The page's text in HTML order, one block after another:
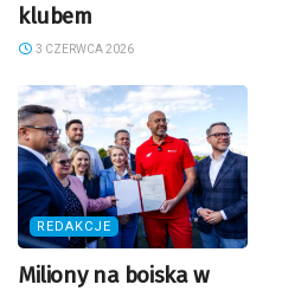
klubem
3 CZERWCA 2026
REDAKCJE
Miliony na boiska w